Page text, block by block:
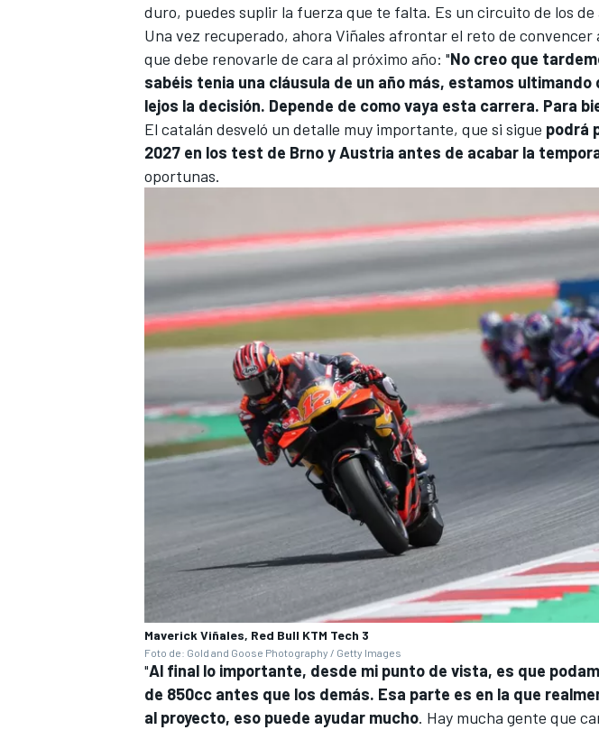
MÁS CATEGORÍAS
duro, puedes suplir la fuerza que te falta. Es un circuito de los de
Una vez recuperado, ahora Viñales afrontar el reto de convencer
que debe renovarle de cara al próximo año: "No creo que
sabéis tenia una cláusula de un año más, estamos ultimando
lejos la decisión. Depende de como vaya esta carrera. Para
El catalán desveló un detalle muy importante, que si sigue podrá
2027 en los test de Brno y Austria antes de acabar la
oportunas.
Maverick Viñales, Red Bull KTM Tech 3
Foto de: Gold and Goose Photography / Getty Images
"Al final lo importante, desde mi punto de vista, es que
de 850cc antes que los demás. Esa parte es en la que
al proyecto, eso puede ayudar mucho. Hay mucha gente que